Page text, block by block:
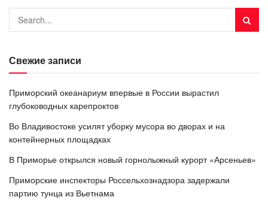
Свежие записи
Приморский океанариум впервые в России вырастил
глубоководных карепроктов
Во Владивостоке усилят уборку мусора во дворах и на
контейнерных площадках
В Приморье открылся новый горнолыжный курорт «Арсеньев»
Приморские инспекторы Россельхознадзора задержали
партию тунца из Вьетнама